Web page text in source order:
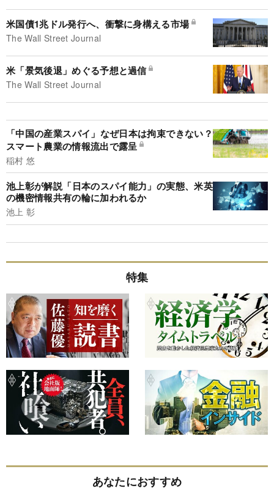
米国債1兆ドル発行へ、衝撃に身構える市場
The Wall Street Journal
米「景気後退」めぐる予想と過信
The Wall Street Journal
「中国の産業スパイ」なぜ日本は拘束できない？
スマート農業の情報流出で露呈
稲村 悠
池上彰が解説「日本のスパイ能力」の実態、米英
の機密情報共有の輪に加われるか
池上 彰
特集
あなたにおすすめ